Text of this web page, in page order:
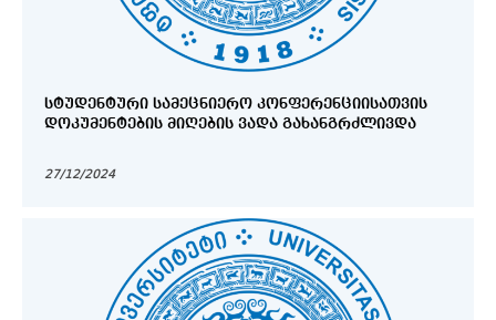
ᲡᲢᲣᲓᲔᲜᲢᲣᲠᲘ ᲡᲐᲛᲔᲪᲜᲘᲔᲠᲝ ᲙᲝᲜᲤᲔᲠᲔᲜᲪᲘᲘᲡᲐᲗᲕᲘᲡ
ᲓᲝᲙᲣᲛᲔᲜᲢᲔᲑᲘᲡ ᲛᲘᲦᲔᲑᲘᲡ ᲕᲐᲓᲐ ᲒᲐᲮᲐᲜᲒᲠᲫᲚᲘᲕᲓᲐ
27/12/2024